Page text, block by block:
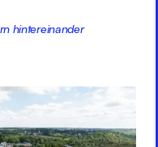
hintereinander